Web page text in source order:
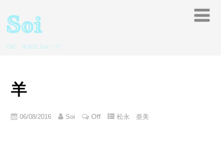
Soi
六町 美容室 Soi(ソア)
羊
06/08/2016 Soi Off 松永 亜美